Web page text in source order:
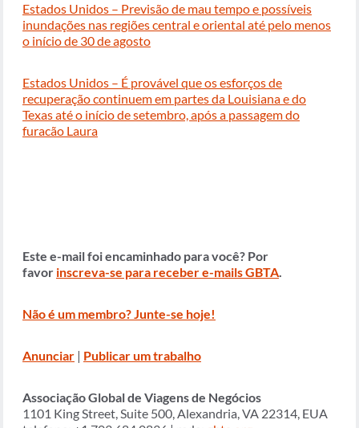
Estados Unidos – Previsão de mau tempo e possíveis
inundações nas regiões central e oriental até pelo menos
o início de 30 de agosto
Estados Unidos – É provável que os esforços de
recuperação continuem em partes da Louisiana e do
Texas até o início de setembro, após a passagem do
furacão Laura
Este e-mail foi encaminhado para você? Por
favor inscreva-se para receber e-mails GBTA.
Não é um membro? Junte-se hoje!
Anunciar | Publicar um trabalho
Associação Global de Viagens de Negócios
1101 King Street, Suite 500, Alexandria, VA 22314, EUA